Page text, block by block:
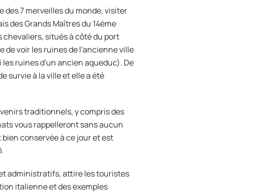
des 7 merveilles du monde, visiter
des Grands Maîtres du 14ème
chevaliers, situés à côté du port
de voir les ruines de l'ancienne ville
les ruines d'un ancien aqueduc). De
survie à la ville et elle a été
traditionnels, y compris des
vous rappelleront sans aucun
bien conservée à ce jour et est
administratifs, attire les touristes
italienne et des exemples